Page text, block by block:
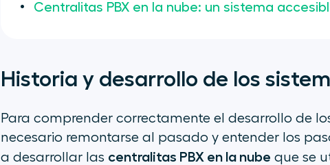
Centralitas PBX en la nube: un sistema
Historia y desarrollo de los
Para comprender correctamente el desarrollo de
necesario remontarse al pasado y entender los
a desarrollar las centralitas PBX en la nube que se